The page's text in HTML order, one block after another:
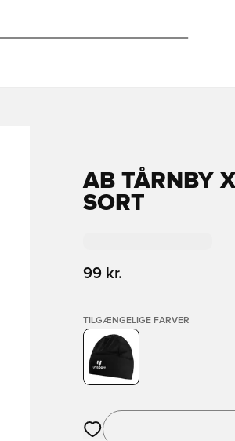
AB TÅRNBY
SORT
99 kr.
TILGÆNGELIGE FARVER
Åbner en Modal til at